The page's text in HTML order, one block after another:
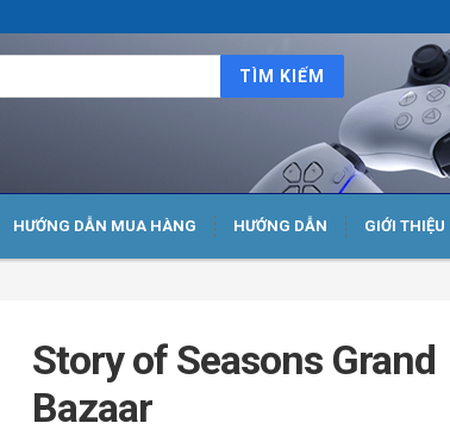
TÌM KIẾM
HƯỚNG DẪN MUA HÀNG HƯỚNG DẪN GIỚI THIỆU
Story of Seasons Grand
Bazaar